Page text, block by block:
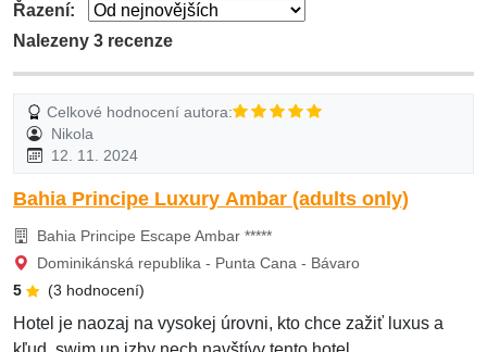
Nalezeny 3 recenze
Řazení:
Celkové hodnocení autora:
Nikola
12. 11. 2024
Bahia Principe Luxury Ambar (adults only)
Bahia Principe Escape Ambar *****
Dominikánská republika - Punta Cana - Bávaro
5
(3 hodnocení)
Hotel je naozaj na vysokej úrovni, kto chce zažiť luxus a